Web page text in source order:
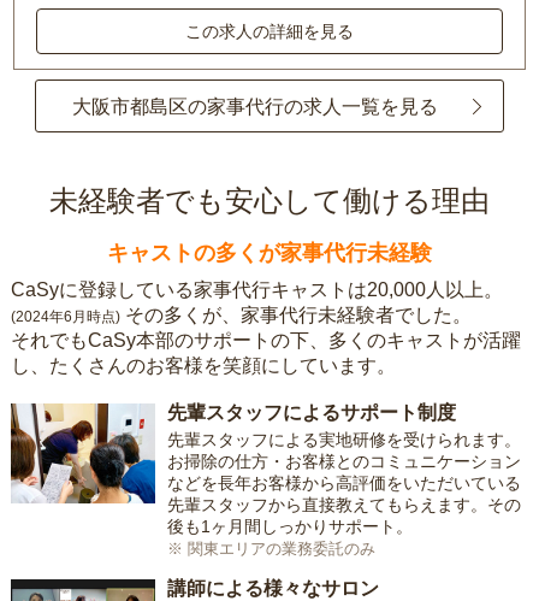
この求人の詳細を見る
大阪市都島区の家事代行の求人一覧を見る
未経験者でも安心して働ける理由
キャストの多くが家事代行未経験
CaSyに登録している家事代行キャストは20,000人以上。
(2024年6月時点) その多くが、家事代行未経験者でした。
それでもCaSy本部のサポートの下、多くのキャストが活躍
し、たくさんのお客様を笑顔にしています。
先輩スタッフによるサポート制度
先輩スタッフによる実地研修を受けられます。
お掃除の仕方・お客様とのコミュニケーション
などを長年お客様から高評価をいただいている
先輩スタッフから直接教えてもらえます。その
後も1ヶ月間しっかりサポート。
※ 関東エリアの業務委託のみ
講師による様々なサロン